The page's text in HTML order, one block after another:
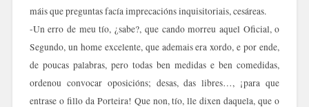
máis que preguntas facía imprecacións inquisitoriais, cesáreas.
-Un erro de meu tío, ¿sabe?, que cando morreu aquel Oficial, o
Segundo, un home excelente, que ademais era xordo, e por ende,
de poucas palabras, pero todas ben medidas e ben comedidas,
ordenou convocar oposicións; desas, das libres…, ¡para que
entrase o fillo da Porteira! Que non, tío, lle dixen daquela, que o